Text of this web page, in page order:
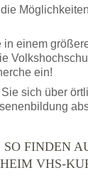
in einem
ein!
Sie sich über
FINDEN
VHS-